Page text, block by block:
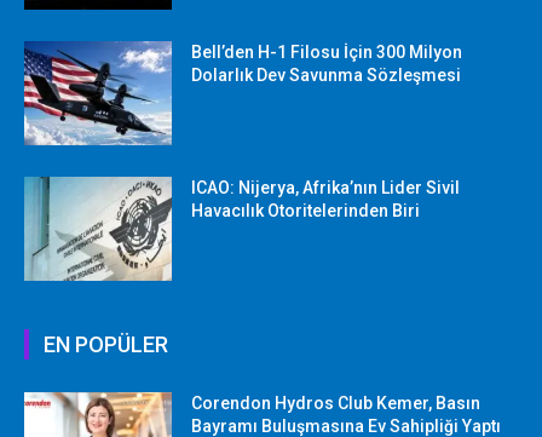
Bell’den H-1 Filosu İçin 300 Milyon
Dolarlık Dev Savunma Sözleşmesi
ICAO: Nijerya, Afrika’nın Lider Sivil
Havacılık Otoritelerinden Biri
EN POPÜLER
Corendon Hydros Club Kemer, Basın
Bayramı Buluşmasına Ev Sahipliği Yaptı